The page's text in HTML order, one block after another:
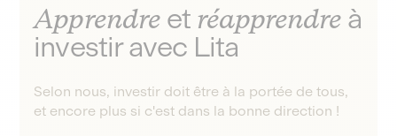
Apprendreet réapprendre à
investir avec Lita
Selon nous, investir doit être à la portée de tous,
et encore plus si c'est dans la bonne direction !